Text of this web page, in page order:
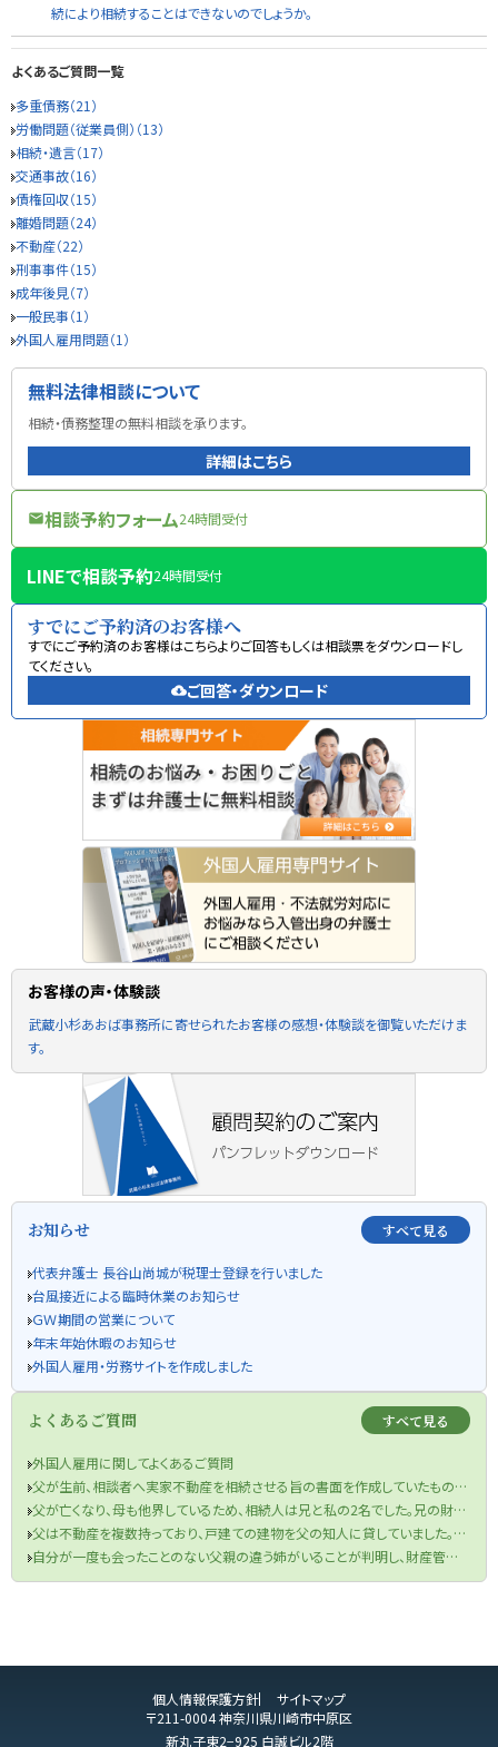
続により相続することはできないのでしょうか。
よくあるご質問一覧
多重債務（21）
労働問題（従業員側）（13）
相続・遺言（17）
交通事故（16）
債権回収（15）
離婚問題（24）
不動産（22）
刑事事件（15）
成年後見（7）
一般民事（1）
外国人雇用問題（1）
無料法律相談について
相続・債務整理の無料相談を承ります。
詳細はこちら
mail相談予約フォーム24時間受付
LINEで相談予約24時間受付
すでにご予約済のお客様へ
すでにご予約済のお客様はこちらよりご回答もしくは相談票をダウンロードし
てください。
cloud_downloadご回答・ダウンロード
お客様の声・体験談
武蔵小杉あおば事務所に寄せられたお客様の感想・体験談を御覧いただけま
す。
お知らせ すべて見る
代表弁護士 長谷山尚城が税理士登録を行いました
台風接近による臨時休業のお知らせ
ＧＷ期間の営業について
年末年始休暇のお知らせ
外国人雇用・労務サイトを作成しました
よくあるご質問 すべて見る
外国人雇用に関してよくあるご質問
父が生前、相談者へ実家不動産を相続させる旨の書面を作成していたものの、当該書面が遺言書の要件を満たしていなかった件
父が亡くなり、母も他界しているため、相続人は兄と私の2名でした。兄の財産目録を信じて遺産分割協議を行い、半分の金銭を受け取りました。兄が相続税申告も済ませてくれたため、手続きは終了したと思っていました。しかし、先月税務署から、父の口座から兄が1000万円を自分の口座に移していたと判明し、その金額を相続財産に加え、修正申告と追加の相続税を支払うよう求められました。取り分を主張できるのか、また追加の相続税を支払う必要があるのでしょうか？
父は不動産を複数持っており、戸建ての建物を父の知人に貸していました。役所から連絡があり、どうやら半年ほど前に賃借人が亡くなっており、現在、空き家になってしまっているということでした。まずは、賃借人の相続人に連絡をするよう言われましたが、役所は相続人の連絡先を教えてくれませんでした。私は賃借人の方と一度もお会いしたことがなく、相続人ももちろん把握していません。どうすればよいですか？
自分が一度も会ったことのない父親の違う姉がいることが判明し、財産管理能力もないことが分かったのですが、どうしたらよいですか？
〒211-0004 神奈川県川崎市中原区
新丸子東2−925 白誠ビル2階
個人情報保護方針 サイトマップ